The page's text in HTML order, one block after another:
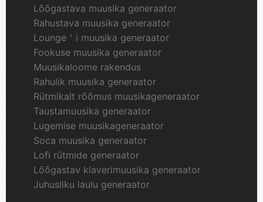
Lõõgastava muusika generaator
Rahustava muusika generaator
Lounge＇i muusika generaator
Fookuse muusika generaator
Muusikaloome rakendus
Rahulik muusika generaator
Rütmikalt rõõmus muusikageneraator
Taustamuusika generaator
Lugemise muusikageneraator
Soca muusika generaator
Lofi rütmide generaator
Lõõgastav klaverimuusika generaator
Juhusliku laulu generaator